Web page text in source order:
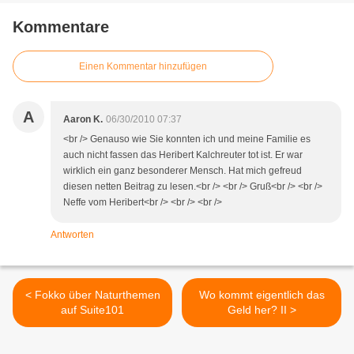
Kommentare
Einen Kommentar hinzufügen
A Aaron K. 06/30/2010 07:37
<br /> Genauso wie Sie konnten ich und meine Familie es
auch nicht fassen das Heribert Kalchreuter tot ist. Er war
wirklich ein ganz besonderer Mensch. Hat mich gefreud
diesen netten Beitrag zu lesen.<br /> <br /> Gruß<br /> <br />
Neffe vom Heribert<br /> <br /> <br />
Antworten
< Fokko über Naturthemen
auf Suite101
Wo kommt eigentlich das
Geld her? II >